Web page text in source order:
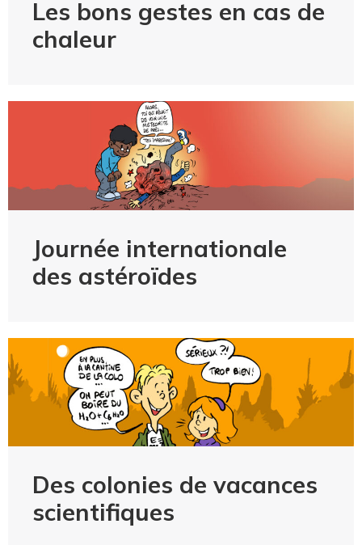
Les bons gestes en cas de
chaleur
Journée internationale
des astéroïdes
Des colonies de vacances
scientifiques